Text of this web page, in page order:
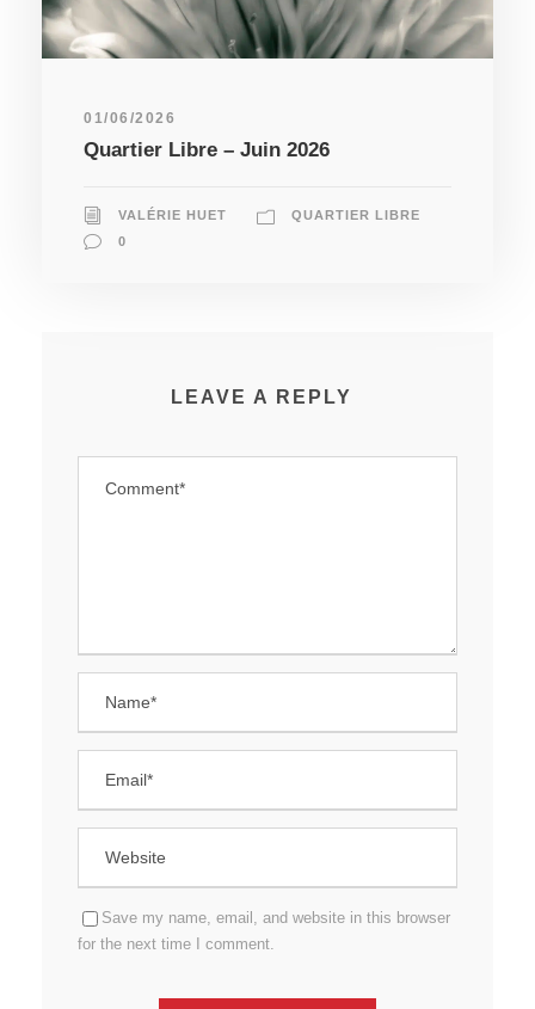
01/06/2026
Quartier Libre – Juin 2026
VALÉRIE HUET
QUARTIER LIBRE
0
LEAVE A REPLY
Save my name, email, and website in this browser
for the next time I comment.